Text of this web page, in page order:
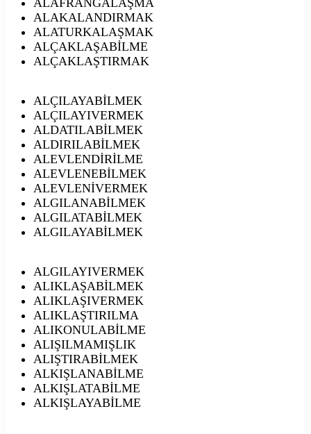
ALAKALANDIRMAK
ALATURKALAŞMAK
ALÇAKLAŞABİLME
ALÇAKLAŞTIRMAK
ALÇILAYABİLMEK
ALÇILAYIVERMEK
ALDATILABİLMEK
ALDIRILABİLMEK
ALEVLENDİRİLME
ALEVLENEBİLMEK
ALEVLENİVERMEK
ALGILANABİLMEK
ALGILATABİLMEK
ALGILAYABİLMEK
ALGILAYIVERMEK
ALIKLAŞABİLMEK
ALIKLAŞIVERMEK
ALIKLAŞTIRILMA
ALIKONULABİLME
ALIŞILMAMIŞLIK
ALIŞTIRABİLMEK
ALKIŞLANABİLME
ALKIŞLATABİLME
ALKIŞLAYABİLME